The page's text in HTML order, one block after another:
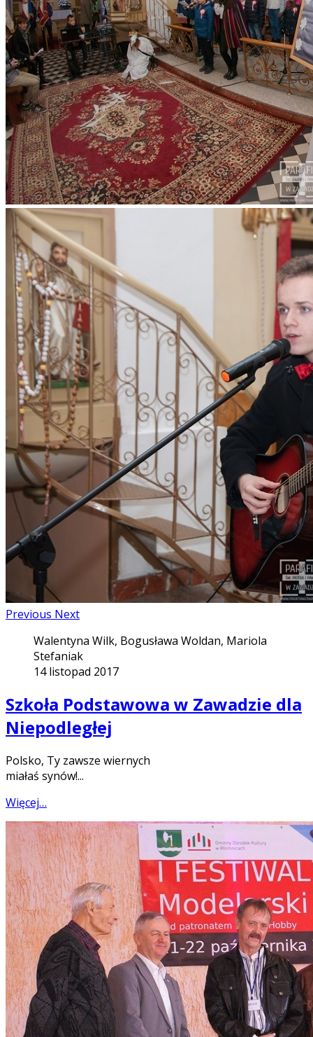
Previous Next
Walentyna Wilk, Bogusława Woldan, Mariola
Stefaniak
14 listopad 2017
Szkoła Podstawowa w Zawadzie dla
Niepodległej
Polsko, Ty zawsze wiernych
miałaś synów!...
Więcej…